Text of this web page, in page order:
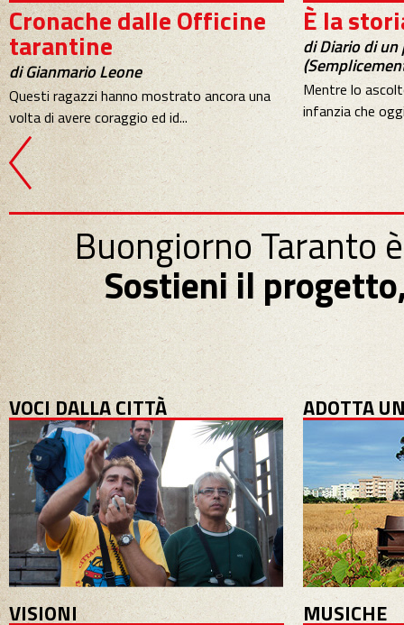
Cronache dalle Officine
tarantine
di Gianmario Leone
Questi ragazzi hanno mostrato ancora una
volta di avere coraggio ed id...
È la
di Diario di
Mentre lo
infanzia che
Buongiorno Taranto
Sostieni il
VOCI DALLA CITTÀ ADOTTA
VISIONI MUSICHE